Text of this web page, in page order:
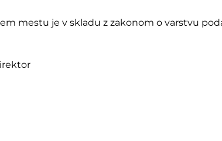
mestu je v skladu z zakonom o varstvu